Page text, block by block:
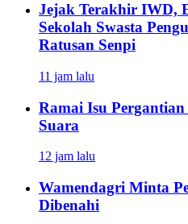
Jejak Terakhir IWD,
Sekolah Swasta
Ratusan Senpi
11 jam lalu
Ramai Isu
Suara
12 jam lalu
Wamendagri Minta
Dibenahi